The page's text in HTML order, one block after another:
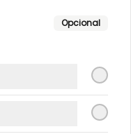
Opcional